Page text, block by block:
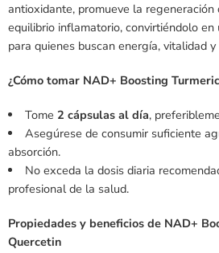
antioxidante, promueve la
equilibrio inflamatorio, convirtiéndolo
para quienes buscan energía, vitalidad
¿Cómo tomar NAD+ Boosting
Tome 2 cápsulas al día,
Asegúrese de consumir suficiente
absorción.
No exceda la dosis diaria
profesional de la salud.
Propiedades y beneficios de NAD+
Quercetin